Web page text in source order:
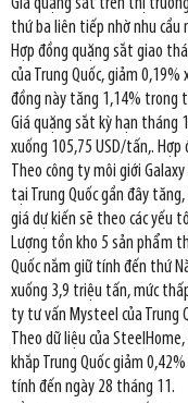
thứ ba liên tiếp nhờ nhu cầu
Hợp đồng quặng sắt giao
của Trung Quốc, giảm
đồng này tăng 1,14% trong
Giá quặng sắt kỳ hạn tháng
xuống 105,75 USD/tấn,.
Theo công ty môi giới
tại Trung Quốc gần đây
giá dự kiến sẽ theo các yếu
Lượng tồn kho 5 sản phẩm
Quốc nắm giữ tính đến thứ
xuống 3,9 triệu tấn, mức
ty tư vấn Mysteel của Trung
Theo dữ liệu của
khắp Trung Quốc giảm
tính đến ngày 28 tháng 11.